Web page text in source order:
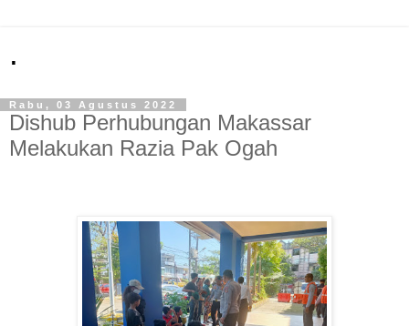
.
Rabu, 03 Agustus 2022
Dishub Perhubungan Makassar
Melakukan Razia Pak Ogah